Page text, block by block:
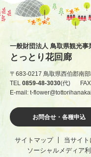
一般財団法人 鳥取県観光事
とっとり花回廊
〒683-0217 鳥取県西伯郡南
TEL 0859-48-3030(代)
E-mail: t-
お問合せ・各種申込
サイトマップ 当サイ
ソーシャルメディア